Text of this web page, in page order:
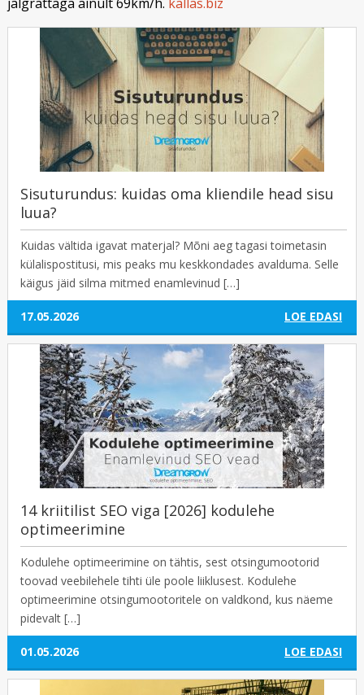
Sisuturundus: kuidas oma kliendile head sisu
luua?
Kuidas vältida igavat materjal? Mõni aeg tagasi toimetasin
külalispostitusi, mis peaks mu keskkondades avalduma. Selle
käigus jäid silma mitmed enamlevinud […]
17.05.2026 LOE EDASI
14 kriitilist SEO viga [2026] kodulehe
optimeerimine
Kodulehe optimeerimine on tähtis, sest otsingumootorid
toovad veebilehele tihti üle poole liiklusest. Kodulehe
optimeerimine otsingumootoritele on valdkond, kus näeme
pidevalt […]
01.05.2026 LOE EDASI